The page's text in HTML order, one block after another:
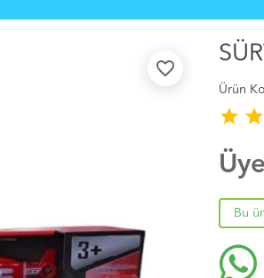
favorite_border
Ürün
star star
Bu